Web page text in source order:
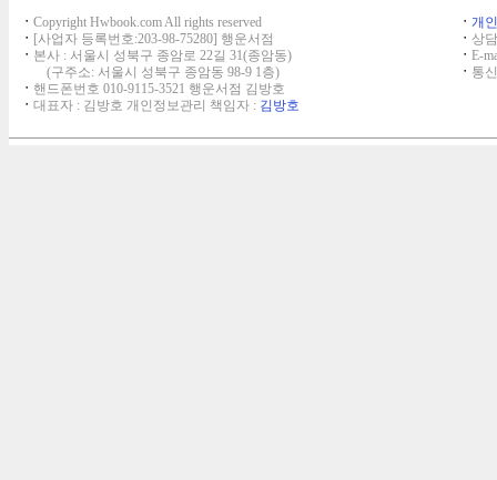
ㆍ Copyright Hwbook.com All rights reserved
ㆍ [사업자 등록번호:203-98-75280] 행운서점
ㆍ 본사 : 서울시 성북구 종암로 22길 31(종암동)
(구주소: 서울시 성북구 종암동 98-9 1층)
ㆍ 핸드폰번호 010-9115-3521 행운서점 김방호
ㆍ 대표자 : 김방호 개인정보관리 책임자 : 김방호
ㆍ 개
ㆍ 상
ㆍ E-
ㆍ 통